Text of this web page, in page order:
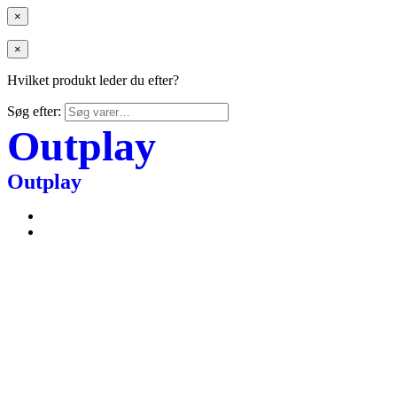
×
×
Hvilket produkt leder du efter?
Søg efter:
Outplay
Outplay